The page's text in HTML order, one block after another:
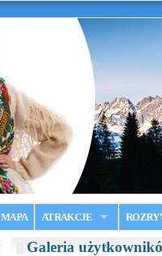
MAPA ATRAKCJE
Galeria